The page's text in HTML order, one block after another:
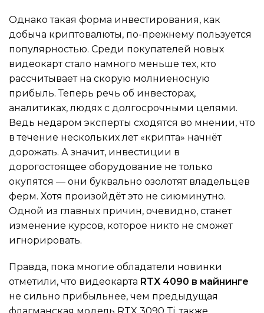
Однако такая форма инвестирования, как
добыча криптовалюты, по-прежнему пользуется
популярностью. Среди покупателей новых
видеокарт стало намного меньше тех, кто
рассчитывает на скорую молниеносную
прибыль. Теперь речь об инвесторах,
аналитиках, людях с долгосрочными целями.
Ведь недаром эксперты сходятся во мнении, что
в течение нескольких лет «крипта» начнёт
дорожать. А значит, инвестиции в
дорогостоящее оборудование не только
окупятся — они буквально озолотят владельцев
ферм. Хотя произойдёт это не сиюминутно.
Одной из главных причин, очевидно, станет
изменение курсов, которое никто не сможет
игнорировать.
Правда, пока многие обладатели новинки
отметили, что видеокарта RTX 4090 в майнинге
не сильно прибыльнее, чем предыдущая